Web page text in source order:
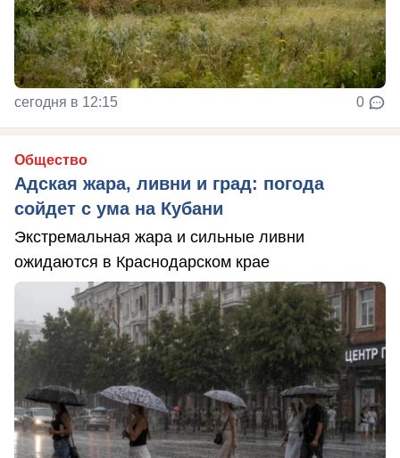
сегодня в 12:15 0
Общество
Адская жара, ливни и град: погода
сойдет с ума на Кубани
Экстремальная жара и сильные ливни
ожидаются в Краснодарском крае